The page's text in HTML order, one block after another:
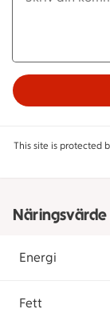
This site is protected
Energi
Fett